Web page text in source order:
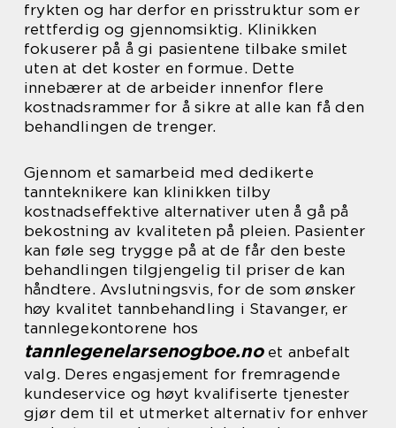
frykten og har derfor en prisstruktur som er
rettferdig og gjennomsiktig. Klinikken
fokuserer på å gi pasientene tilbake smilet
uten at det koster en formue. Dette
innebærer at de arbeider innenfor flere
kostnadsrammer for å sikre at alle kan få den
behandlingen de trenger.
Gjennom et samarbeid med dedikerte
tannteknikere kan klinikken tilby
kostnadseffektive alternativer uten å gå på
bekostning av kvaliteten på pleien. Pasienter
kan føle seg trygge på at de får den beste
behandlingen tilgjengelig til priser de kan
håndtere. Avslutningsvis, for de som ønsker
høy kvalitet tannbehandling i Stavanger, er
tannlegekontorene hos
tannlegenelarsenogboe.noet anbefalt
valg. Deres engasjement for fremragende
kundeservice og høyt kvalifiserte tjenester
gjør dem til et utmerket alternativ for enhver